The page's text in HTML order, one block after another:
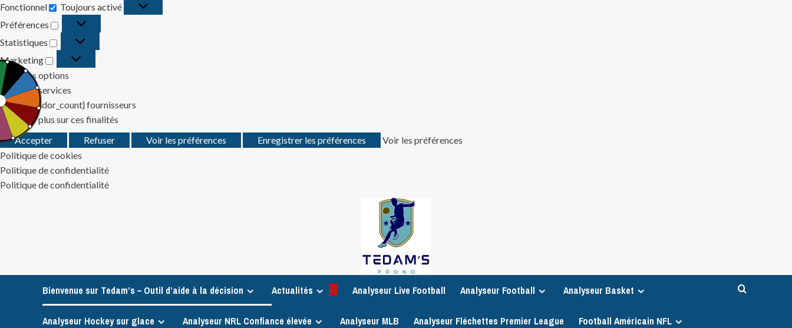
Fonctionnel
Fonctionnel
Toujours activé
Préférences
Préférences
Statistiques
Statistiques
Marketing
Marketing
Gérer les options
Gérer les services
Gérer {vendor_count} fournisseurs
En savoir plus sur ces finalités
Accepter
Refuser Voir les préférences Enregistrer les préférences
Voir les préférences
Politique de cookies
Politique de confidentialité
Politique de confidentialité
Bienvenue sur Tedam’s – Outil d’aide à la décision Actualités Analyseur Live Football Analyseur Football Analyseur Basket
Analyseur Hockey sur glace Analyseur NRL Confiance élevée Analyseur MLB Analyseur Fléchettes Premier League Football Américain NFL